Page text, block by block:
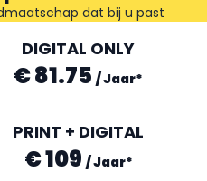
dat bij u past
DIGITAL ONLY
€ 81.75 /Jaar*
PRINT + DIGITAL
€ 109 /Jaar*